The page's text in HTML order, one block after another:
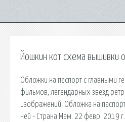
Йошкин кот схема вышивки
Обложки на паспорт с главными
фильмов, легендарных звезд
изображений. Обложка на
ней - Страна Мам. 22 февр. 2019